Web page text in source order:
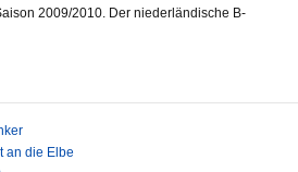
2009/2010. Der niederländische B-
an die Elbe